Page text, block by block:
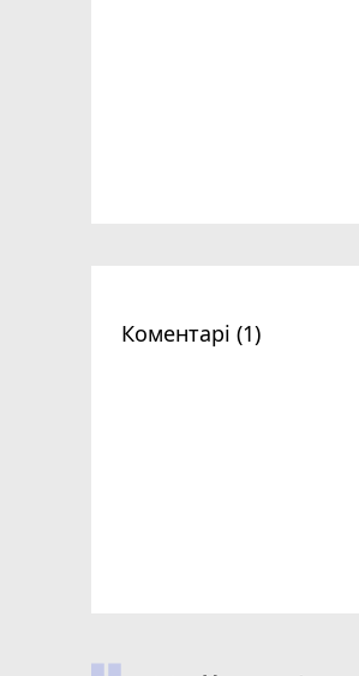
Коментарі (1)